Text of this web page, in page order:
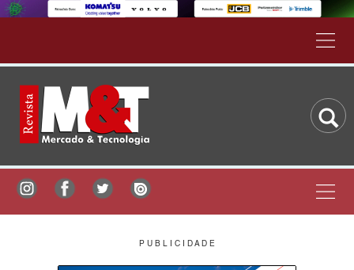
P U B L I C I D A D E